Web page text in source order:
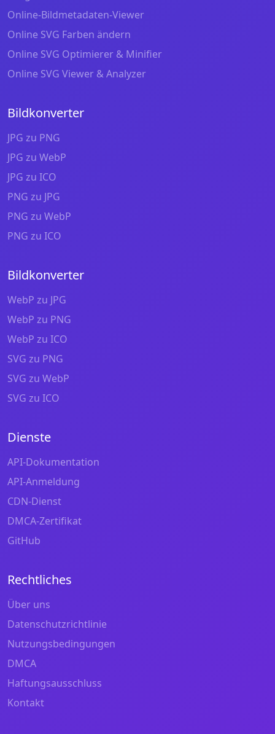
Online-Bildmetadaten-Viewer
Online SVG Farben ändern
Online SVG Optimierer & Minifier
Online SVG Viewer & Analyzer
Bildkonverter
JPG zu PNG
JPG zu WebP
JPG zu ICO
PNG zu JPG
PNG zu WebP
PNG zu ICO
Bildkonverter
WebP zu JPG
WebP zu PNG
WebP zu ICO
SVG zu PNG
SVG zu WebP
SVG zu ICO
Dienste
API-Dokumentation
API-Anmeldung
CDN-Dienst
DMCA-Zertifikat
GitHub
Rechtliches
Über uns
Datenschutzrichtlinie
Nutzungsbedingungen
DMCA
Haftungsausschluss
Kontakt